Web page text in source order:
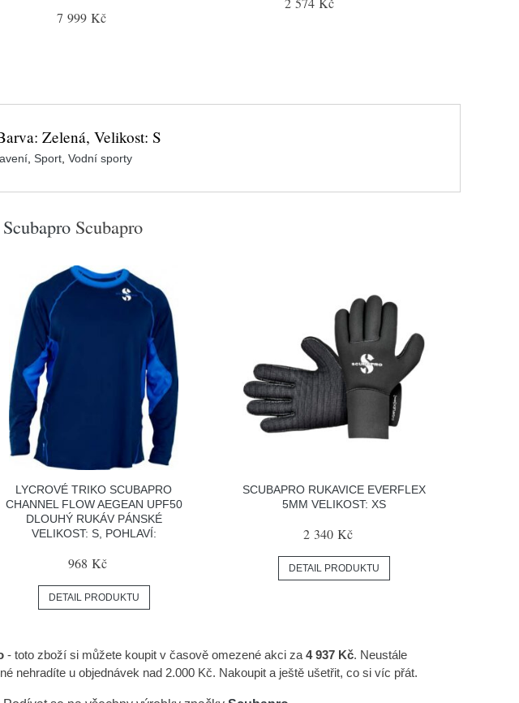
7 999 Kč
Zelená, Velikost: S
Sport Vodní sporty
Scubapro Scubapro
LYCROVÉ TRIKO SCUBAPRO
CHANNEL FLOW AEGEAN UPF50
DLOUHÝ RUKÁV PÁNSKÉ
VELIKOST: S, POHLAVÍ:
968 Kč
DETAIL PRODUKTU
SCUBAPRO RUKAVICE EVERFLEX
5MM VELIKOST: XS
2 340 Kč
DETAIL PRODUKTU
- toto zboží si můžete koupit v časově omezené akci za 4 937 Kč. Neustále
nehradíte u objednávek nad 2.000 Kč. Nakoupit a ještě ušetřit, co si víc přát.